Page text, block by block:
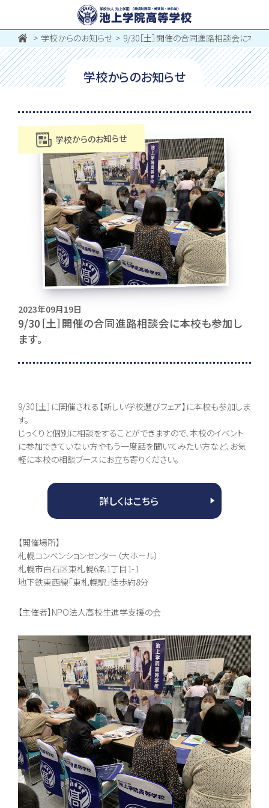
お問い合わせ
〒062-0903 北海道札幌市豊平区豊平３条５丁目１-３８
0120-195-315
証明書申請
本校について
組織・沿革
池高とは
コース紹介
総合コース [札幌本
校]
集中スクーリングコ
地域キャンパス
学費納入ほか
新入学
編入学
個別相談会
随時個別相談
教員メッセージ
在校生メッセージ
学校からのお知らせ 9/30［土］開催の合同進路相談会に本校
学校からのお知らせ
学校からのお知らせ
2023年09月19日
9/30［土］開催の合同進路相談会に本校も参加し
ます。
9/30［土］に開催される【新しい学校選びフェア】に本校も参加しま
す。
じっくりと個別に相談をすることができますので、本校のイベント
に参加できていない方やもう一度話を聞いてみたい方など、お気
軽に本校の相談ブースにお立ち寄りください。
詳しくはこちら
【開催場所】
札幌コンベンションセンター（大ホール）
札幌市⽩⽯区東札幌6条1丁⽬1-1
地下鉄東西線「東札幌駅」徒歩約8分
【主催者】NPO法人高校生進学支援の会